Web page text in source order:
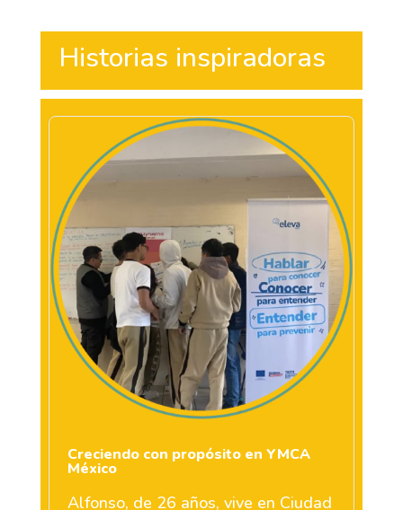
Historias inspiradoras
Creciendo con propósito en YMCA
México
Alfonso, de 26 años, vive en Ciudad